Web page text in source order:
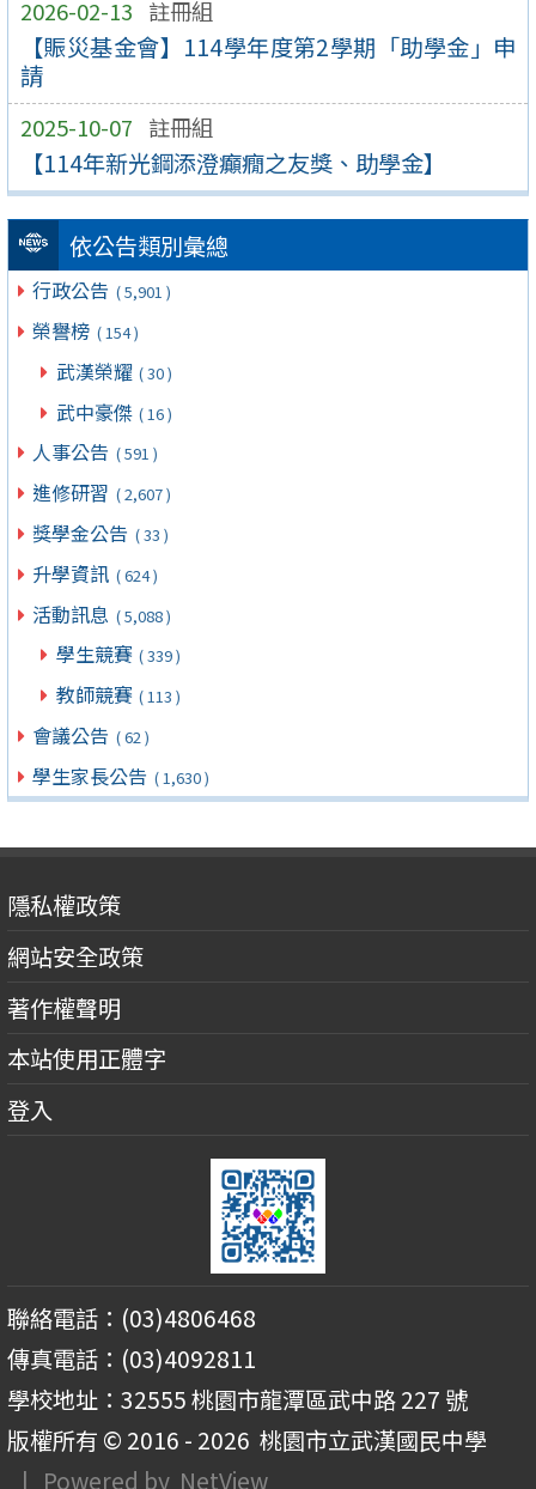
2026-02-13 註冊組
【賑災基金會】114學年度第2學期「助學金」申
請
2025-10-07 註冊組
【114年新光鋼添澄癲癇之友獎、助學金】
依公告類別彙總
行政公告 ( 5,901 )
榮譽榜 ( 154 )
武漢榮耀 ( 30 )
武中豪傑 ( 16 )
人事公告 ( 591 )
進修研習 ( 2,607 )
獎學金公告 ( 33 )
升學資訊 ( 624 )
活動訊息 ( 5,088 )
學生競賽 ( 339 )
教師競賽 ( 113 )
會議公告 ( 62 )
學生家長公告 ( 1,630 )
隱私權政策
網站安全政策
著作權聲明
本站使用正體字
登入
聯絡電話：(03)4806468
傳真電話：(03)4092811
學校地址：32555 桃園市龍潭區武中路 227 號
版權所有 © 2016 - 2026 桃園市立武漢國民中學
| Powered by NetView